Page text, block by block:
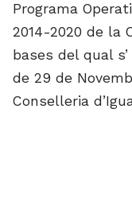
Programa
2014-2020 de la
bases del qual
de 29 de
Conselleria